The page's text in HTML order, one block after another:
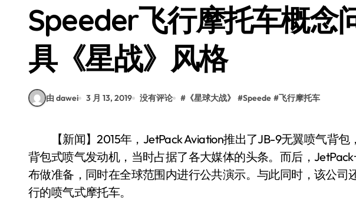
荣耀WIN资讯秒达，手机实用管家助你快人一步领风骚！
Speeder飞行摩托车概念
具《星战》风格
由 dawei 3 月 13, 2019 没有评论 # 《星球大战》 #Speede #飞行摩托车
【新闻】2015年，JetPack Aviation推出了JB-9无翼喷气背包，这是一种专为个人飞行设计的
背包式喷气发动机，当时占据了各大媒体的头条。而后，
布做准备，同时在全球范围内进行公共演示。与此同时，该公司
行的喷气式摩托车。